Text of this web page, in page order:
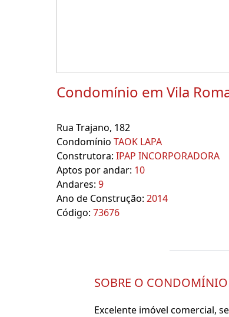
Condomínio em Vila
Rua Trajano, 182
Condomínio TAOK LAPA
Construtora: IPAP INCORPORADORA
Aptos por andar: 10
Andares: 9
Ano de Construção: 2014
Código: 73676
SOBRE O CONDOMÍNIO
Excelente imóvel comercial,